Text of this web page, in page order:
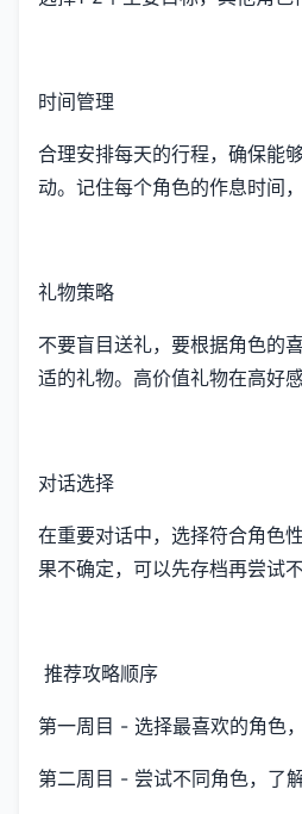
时间管理
合理安排每天的行程，确保能
动。记住每个角色的作息时间
礼物策略
不要盲目送礼，要根据角色的
适的礼物。高价值礼物在高好
对话选择
在重要对话中，选择符合角色
果不确定，可以先存档再尝试不
推荐攻略顺序
第一周目 - 选择最喜欢的角色
第二周目 - 尝试不同角色，了